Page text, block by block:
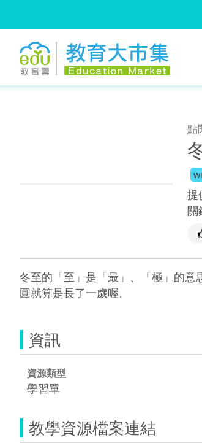
點
提
關
冬至的「至」是「最」、「極」的
圓就算是長了一歲喔。
資訊
資源類型
學習單
教學資源檔案連結